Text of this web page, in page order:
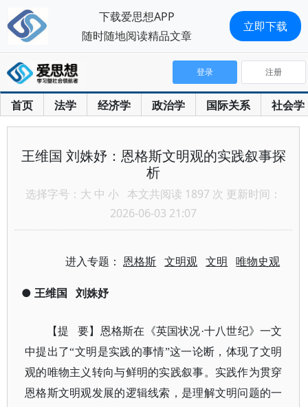
首页 法学 经济学 政治学 国际关系 社会学
登录 注册
王维国 刘姝妤：恩格斯文明观的实践叙事探
析
选择字号： 大 中 小 本文共阅读 1897 次 更新时间：
2026-06-03 21:07
进入专题：恩格斯 文明观 文明 唯物史观
● 王维国 刘姝妤
【提
要】恩格斯在《英国状况·十八世纪》一文
中提出了“文明是实践的事情”这一论断，体现了文明
观的唯物主义转向与鲜明的实践叙事。实践作为贯穿
恩格斯文明观发展的逻辑线索，是理解文明问题的一
下载爱思想APP
随时随地阅读精品文章
立即下载